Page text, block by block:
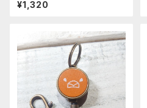
チョウ
¥1,320